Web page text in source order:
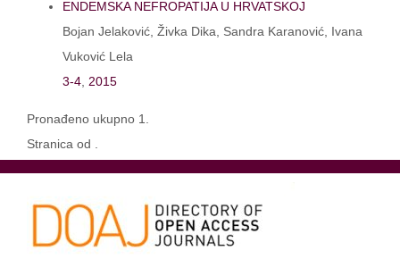
ENDEMSKA NEFROPATIJA U HRVATSKOJ
Bojan Jelaković, Živka Dika, Sandra Karanović, Ivana
Vuković Lela
3-4 2015
Pronađeno ukupno 1.
Stranica od .